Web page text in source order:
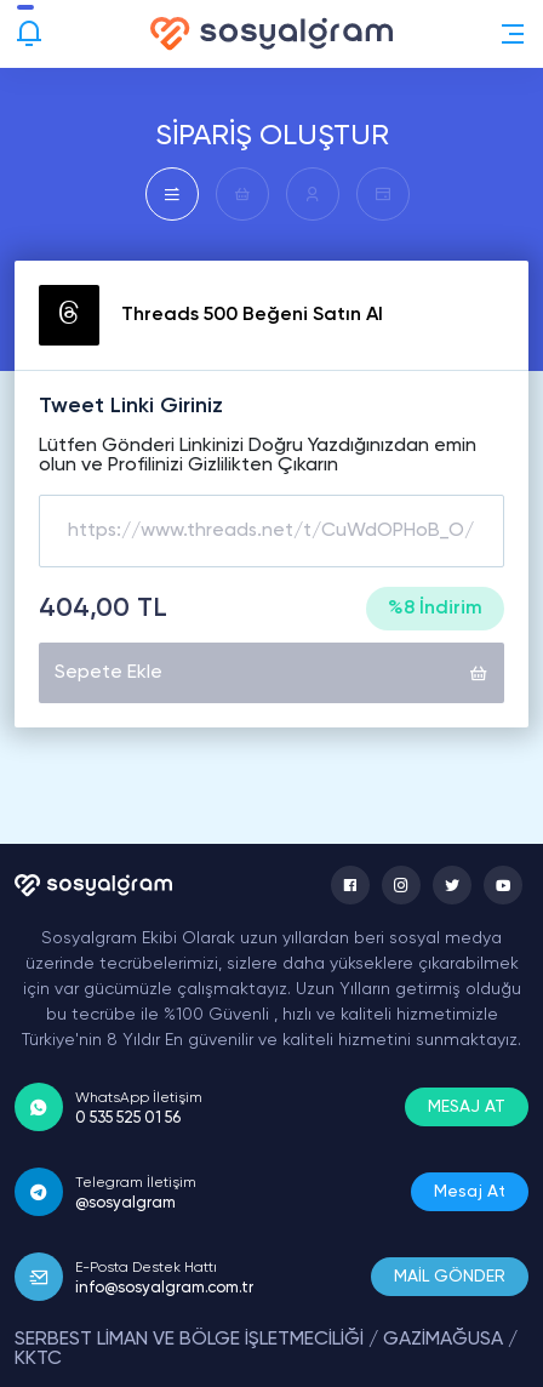
SİPARİŞ OLUŞTUR
Threads 500 Beğeni Satın Al
Tweet Linki Giriniz
Lütfen Gönderi Linkinizi Doğru Yazdığınızdan emin
olun ve Profilinizi Gizlilikten Çıkarın
404,00 TL %8 İndirim
Sepete Ekle
Sosyalgram Ekibi Olarak uzun yıllardan beri sosyal medya
üzerinde tecrübelerimizi, sizlere daha yükseklere çıkarabilmek
için var gücümüzle çalışmaktayız. Uzun Yılların getirmiş olduğu
bu tecrübe ile %100 Güvenli , hızlı ve kaliteli hizmetimizle
Türkiye'nin 8 Yıldır En güvenilir ve kaliteli hizmetini sunmaktayız.
WhatsApp İletişim
0 535 525 01 56
MESAJ AT
Telegram İletişim
@sosyalgram
Mesaj At
E-Posta Destek Hattı
info@sosyalgram.com.tr
MAİL GÖNDER
SERBEST LİMAN VE BÖLGE İŞLETMECİLİĞİ / GAZİMAĞUSA /
KKTC